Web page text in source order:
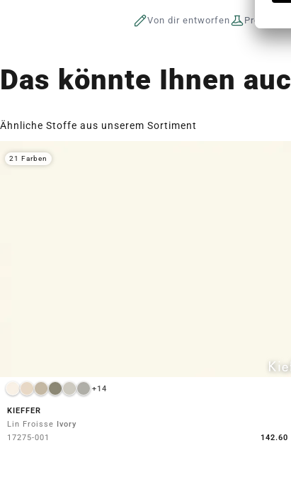
Von dir entworfen
Das könnte Ihnen
Ähnliche Stoffe aus unserem Sortiment
+14
KIEFFER
Lin Froisse
Ivory
17275-001
21 Farben